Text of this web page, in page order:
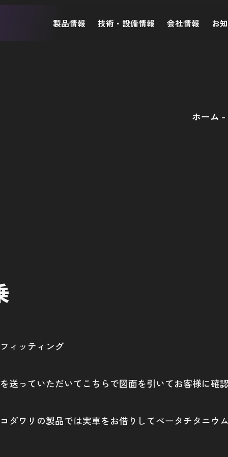
製品情報 技術・設備情報 会社情報 お
ホーム
ィッティング
送っていただいてこちらで図面を引いてお客様に確
ダワリの製品では実車をお借りしてベータチタニウ